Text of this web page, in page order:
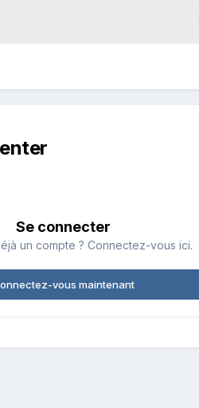
Se connecter
un compte ? Connectez-vous ici.
vous maintenant